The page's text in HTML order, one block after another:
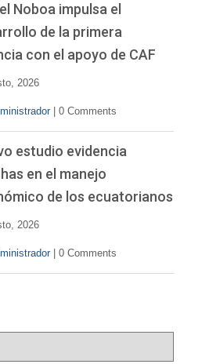
Noboa impulsa el
de la primera
con el apoyo de CAF
2026
0 Comments
estudio evidencia
en el manejo
de los ecuatorianos
2026
0 Comments